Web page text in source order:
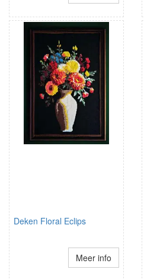
Deken Floral Eclips
Meer info